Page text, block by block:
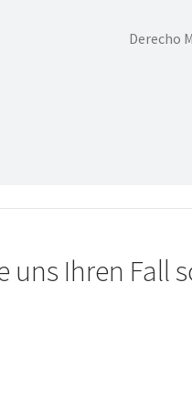
Derecho
uns Ihren Fall